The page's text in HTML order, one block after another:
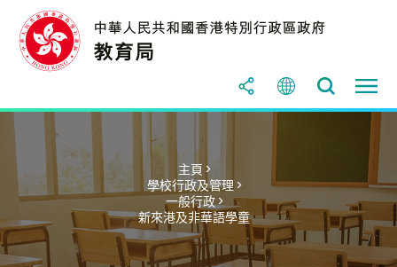
主頁 >
學校行政及管理 >
一般行政 >
新來港及非華語學童